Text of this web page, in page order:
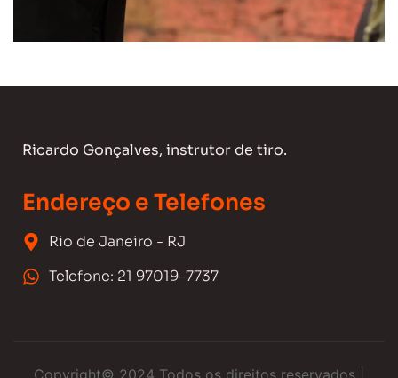
Ricardo Gonçalves, instrutor de tiro.
Endereço e Telefones
Rio de Janeiro - RJ
Telefone: 21 97019-7737